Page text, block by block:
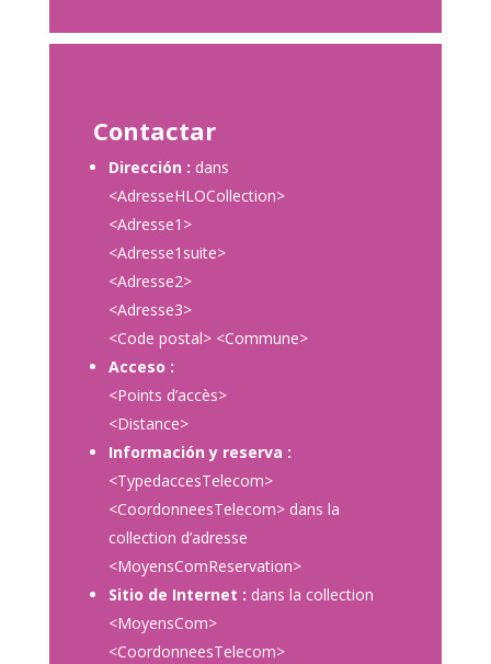
Contactar
Dirección : dans
<AdresseHLOCollection>
<Adresse1>
<Adresse1suite>
<Adresse2>
<Adresse3>
<Code postal> <Commune>
Acceso :
<Points d’accès>
<Distance>
Información y reserva :
<TypedaccesTelecom>
<CoordonneesTelecom> dans la
collection d’adresse
<MoyensComReservation>
Sitio de Internet : dans la collection
<MoyensCom>
<CoordonneesTelecom>